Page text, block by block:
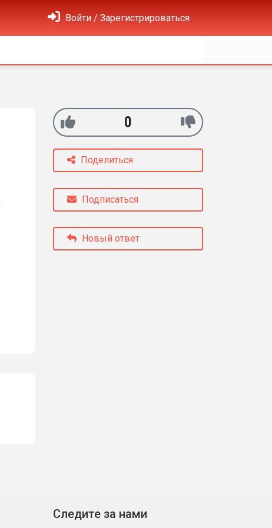
Войти / Зарегистрироваться
0
Поделиться
Подписаться
Новый ответ
Следите за нами